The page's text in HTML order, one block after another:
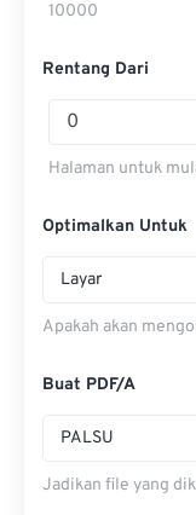
10000
Rentang Dari
Halaman untuk
Optimalkan Untuk
Layar
Apakah akan
Buat PDF/A
PALSU
Jadikan file yang